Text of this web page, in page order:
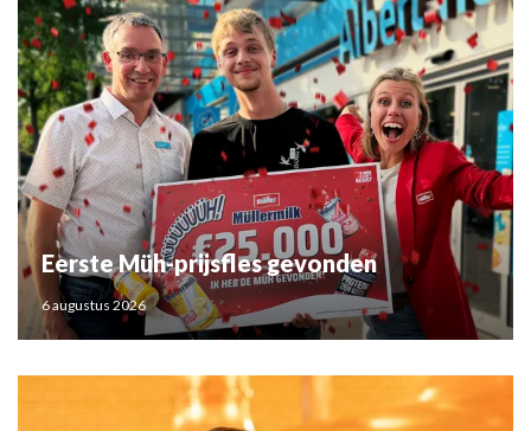
Eerste Müh-prijsfles gevonden
6 augustus 2026